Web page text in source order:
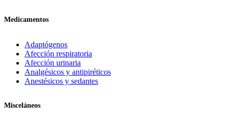
Medicamentos
Adaptógenos
Afección respiratoria
Afección urinaria
Analgésicos y antipiréticos
Anestésicos y sedantes
Misceláneos